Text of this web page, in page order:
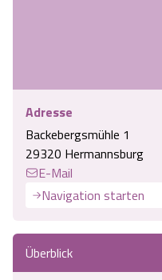
Adresse
Backebergsmühle 1
29320 Hermannsburg
E-Mail
Navigation starten
Überblick